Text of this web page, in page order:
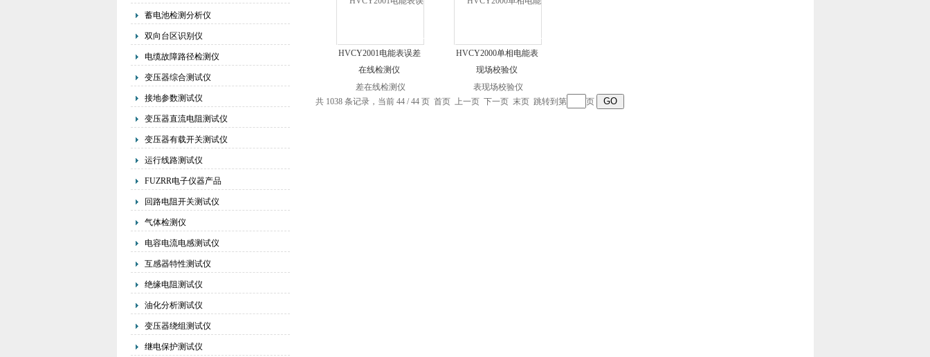
蓄电池检测分析仪
双向台区识别仪
电缆故障路径检测仪
变压器综合测试仪
接地参数测试仪
变压器直流电阻测试仪
变压器有载开关测试仪
运行线路测试仪
FUZRR电子仪器产品
回路电阻开关测试仪
气体检测仪
电容电流电感测试仪
互感器特性测试仪
绝缘电阻测试仪
油化分析测试仪
变压器绕组测试仪
继电保护测试仪
HVCY2001电能表误差
在线检测仪
HVCY2000单相电能表
现场校验仪
共 1038 条记录，当前 44 / 44 页 首页 上一页下一页 末页 跳转到第 页